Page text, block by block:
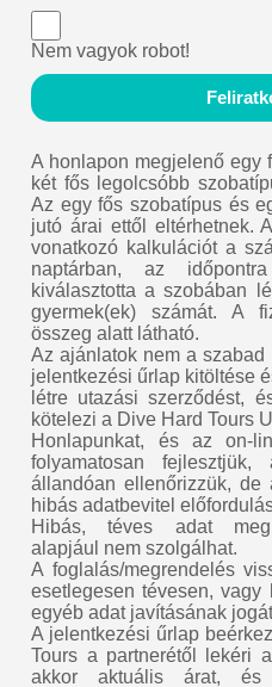
Nem vagyok robot!
A honlapon megjelenő egy
két fős legolcsóbb
Az egy fős szobatípus és
jutó árai ettől eltérhetnek.
vonatkozó kalkulációt a
naptárban, az
kiválasztotta a szobában
gyermek(ek) számát. A
összeg alatt látható.
Az ajánlatok nem a
jelentkezési űrlap kitöltése
létre utazási szerződést,
kötelezi a Dive Hard Tours
Honlapunkat, és az on-
folyamatosan
állandóan ellenőrizzük, de
hibás adatbevitel
Hibás, téves adat
alapjául nem szolgálhat.
A foglalás/megrendelés
esetlegesen tévesen,
egyéb adat javításának
A jelentkezési űrlap
Tours a partnerétől lekéri
akkor aktuális árat, és